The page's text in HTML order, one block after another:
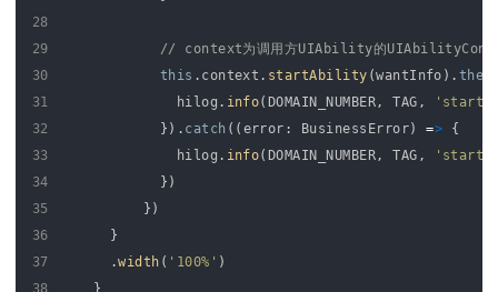
28
29
30
31
32
33
34
35
36
37
38
// context为调用方UIAbility的
this . context . startAbility (wantInfo ) . then
hilog . info( DOMAIN_NUMBER , TAG ,
} ) . catch ( ( error : BusinessError) =>
{
hilog . info( DOMAIN_NUMBER , TAG ,
} )
} )
}
.width ( '100%' )
}